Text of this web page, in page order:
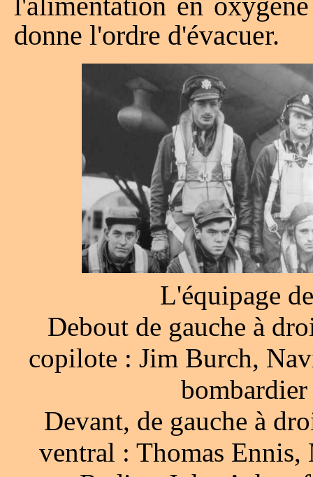
donne l'ordre d'évacuer.
L'équipage
Debout de gauche à
copilote : Jim Burch,
Devant, de gauche à
ventral : Thomas